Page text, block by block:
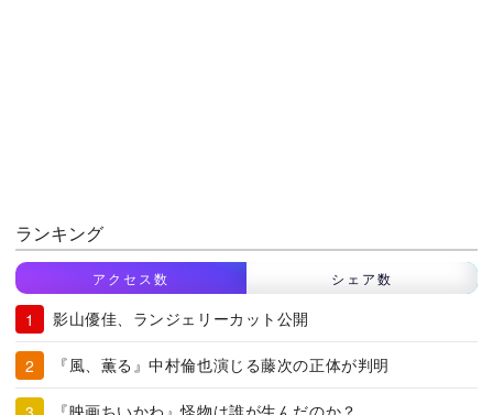
ランキング
アクセス数 シェア数
影山優佳、ランジェリーカット公開
『風、薫る』中村倫也演じる藤次の正体が判明